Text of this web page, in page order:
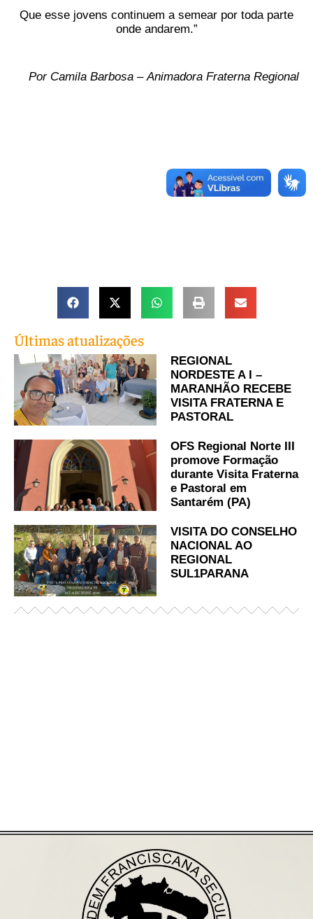
Que esse jovens continuem a semear por toda parte
onde andarem.”
Por Camila Barbosa – Animadora Fraterna Regional
Últimas atualizações
REGIONAL
NORDESTE A I –
MARANHÃO RECEBE
VISITA FRATERNA E
PASTORAL
OFS Regional Norte III
promove Formação
durante Visita Fraterna
e Pastoral em
Santarém (PA)
VISITA DO CONSELHO
NACIONAL AO
REGIONAL
SUL1PARANA